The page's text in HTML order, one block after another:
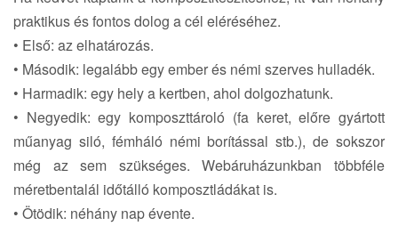
praktikus és fontos dolog a cél eléréséhez.
• Első: az elhatározás.
• Második: legalább egy ember és némi szerves hulladék.
• Harmadik: egy hely a kertben, ahol dolgozhatunk.
• Negyedik: egy komposzttároló (fa keret, előre gyártott
műanyag siló, fémháló némi borítással stb.), de sokszor
még az sem szükséges. Webáruházunkban többféle
méretbentalál időtálló komposztládákat is.
• Ötödik: néhány nap évente.